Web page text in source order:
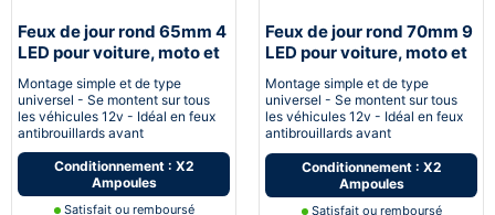
Feux de jour rond 65mm 4
LED pour voiture, moto et
Montage simple et de type
universel - Se montent sur tous
les véhicules 12v - Idéal en feux
antibrouillards avant
Conditionnement : X2
Ampoules
Satisfait ou remboursé
Feux de jour rond 70mm 9
LED pour voiture, moto et
Montage simple et de type
universel - Se montent sur tous
les véhicules 12v - Idéal en feux
antibrouillards avant
Conditionnement : X2
Ampoules
Satisfait ou remboursé